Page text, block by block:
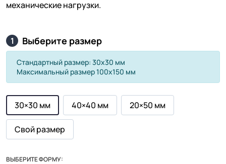
механические нагрузки.
1 Выберите размер
Стандартный размер: 30х30 мм
Максимальный размер 100х150 мм
30×30 мм 40×40 мм 20×50 мм
Свой размер
ВЫБЕРИТЕ ФОРМУ: